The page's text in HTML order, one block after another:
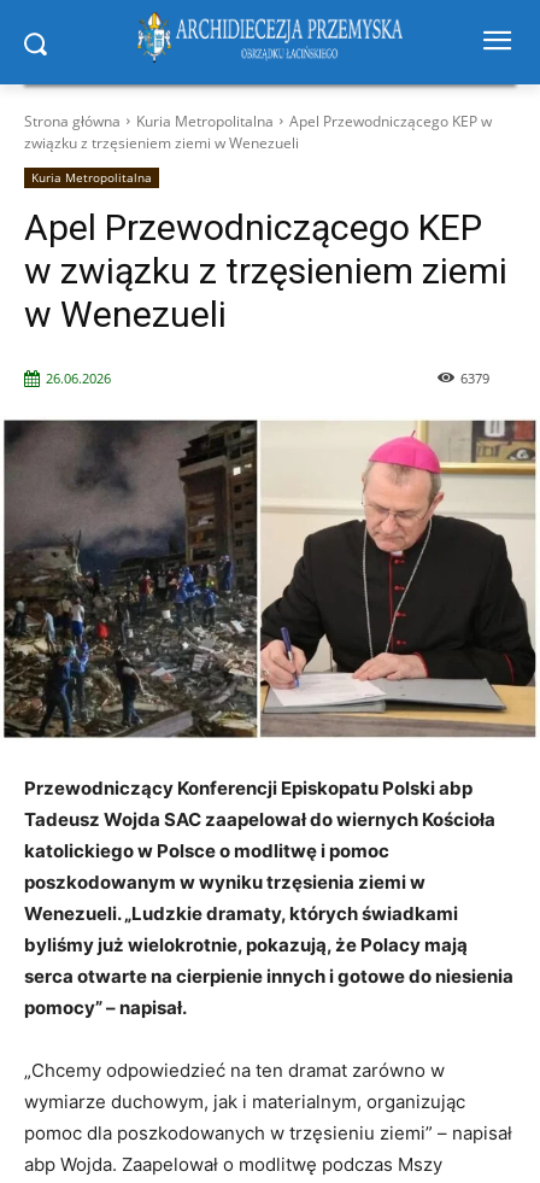
Strona główna Kuria Metropolitalna
Apel Przewodniczącego KEP w
związku z trzęsieniem ziemi w Wenezueli
Kuria Metropolitalna
Apel Przewodniczącego KEP
w związku z trzęsieniem ziemi
w Wenezueli
26.06.2026 6379
Przewodniczący Konferencji Episkopatu Polski abp
Tadeusz Wojda SAC zaapelował do wiernych Kościoła
katolickiego w Polsce o modlitwę i pomoc
poszkodowanym w wyniku trzęsienia ziemi w
Wenezueli. „Ludzkie dramaty, których świadkami
byliśmy już wielokrotnie, pokazują, że Polacy mają
serca otwarte na cierpienie innych i gotowe do niesienia
pomocy” – napisał.
„Chcemy odpowiedzieć na ten dramat zarówno w
wymiarze duchowym, jak i materialnym, organizując
pomoc dla poszkodowanych w trzęsieniu ziemi” – napisał
abp Wojda. Zaapelował o modlitwę podczas Mszy